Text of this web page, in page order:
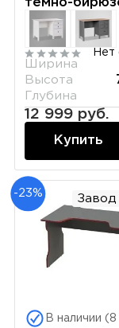
темно-
Ширина
Высота
Глубина
12 999 руб.
Купить
-23%
В наличии